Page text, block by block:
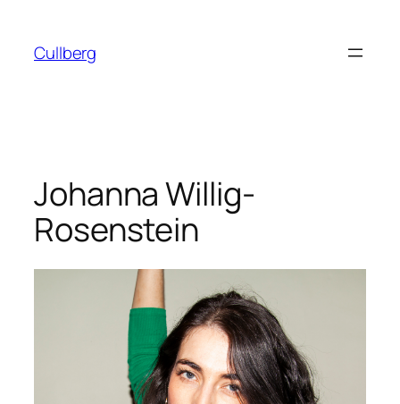
innehåll
Cullberg
Johanna Willig-
Rosenstein